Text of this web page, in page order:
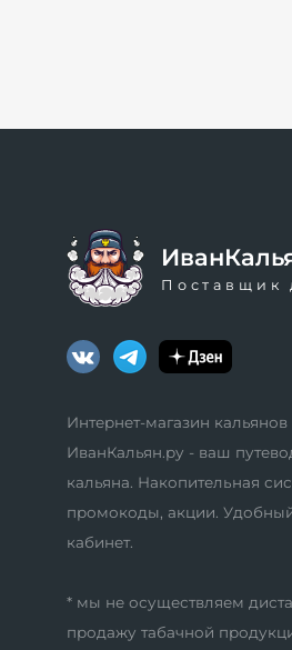
Поставщик
Интернет-магазин кальянов
ИванКальян.ру - ваш
кальяна. Накопительная
промокоды, акции.
кабинет.
* мы не осуществляем
продажу табачной